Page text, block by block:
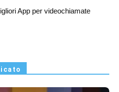
App per videochiamate